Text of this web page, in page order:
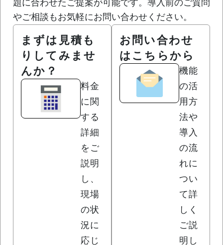
題に合わせたご提案が可能です。導入前のご質問
やご相談もお気軽にお問い合わせください。
まずは見積も
りしてみませ
んか？
料金
に関
する
詳細
をご
説明
し、
現場
の状
況に
応じ
お問い合わせ
はこちらから
機能
の活
用方
法や
導入
の流
れに
つい
て詳
しく
ご説
明し